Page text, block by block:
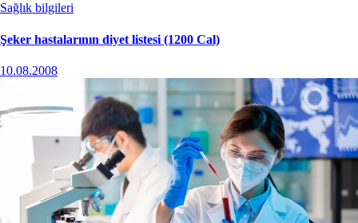
Sağlık bilgileri
Şeker hastalarının diyet listesi (1200 Cal)
10.08.2008